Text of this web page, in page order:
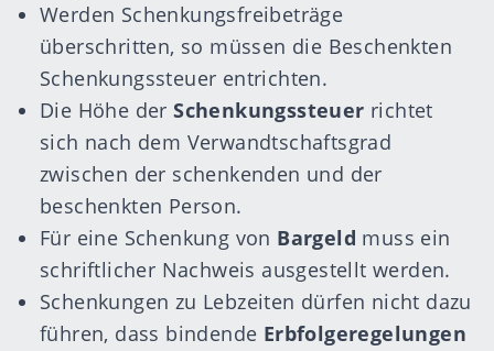
Werden Schenkungsfreibeträge
überschritten, so müssen die Beschenkten
Schenkungssteuer entrichten.
Die Höhe derSchenkungssteuer richtet
sich nach dem Verwandtschaftsgrad
zwischen der schenkenden und der
beschenkten Person.
Für eine Schenkung von Bargeld muss ein
schriftlicher Nachweis ausgestellt werden.
Schenkungen zu Lebzeiten dürfen nicht dazu
führen, dass bindende Erbfolgeregelungen